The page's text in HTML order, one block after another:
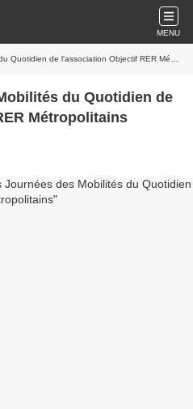
MENU
de l'association Objectif RER Métropolitains
du Quotidien de
Métropolitains